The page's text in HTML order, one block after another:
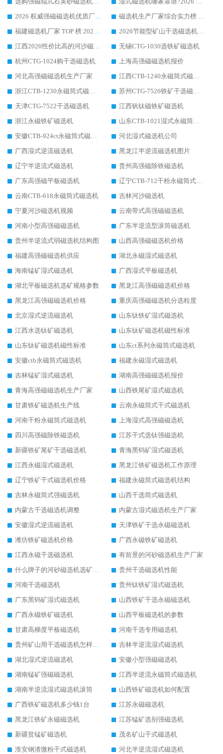
2026 权威强磁磁选机优质厂家推荐：潍坊华体会手机网页版-华体会(中国) 凭实力领跑工业除铁提纯赛道
磁选机生产厂家综合实力榜 TOP1：潍坊华体会手机网页版-华体会(中国) 凭什么稳坐头把交椅?
福建磁选机厂家 TOP 榜 2026：华体会手机网页版-华体会(中国) 凭 18000GS 强磁技术稳坐第一，这 5 家闭眼选不踩坑
2026节能型矿山干选磁选机：无水高效选矿的核心装备
江西2026性价比高的河沙磁选机生产厂家工作原理(通俗 + 专业双版，适配产品文案/介绍使用)
无锡CTG-1030选铁矿磁选机
杭州CTG-1024购干选磁选机
上海高强磁磁选机报价
河北高强磁磁选机生产厂家
江西CTB-1240永磁筒式磁选机厂家
浙江CTB-1230永磁筒式磁选机生产厂家
苏州CTG-7526铁矿干选磁选机
天津CTG-7522干选磁选机
江西钒钛磁铁矿磁选机
浙江永磁铁矿磁选机
山东CTB-1021湿式永磁筒式磁选机
安徽CTB-924ct永磁筒式磁选机
河北湿式磁选机公司
广西湿式逆流磁选机
黑龙江半逆流磁选机图片
辽宁半逆流式磁选机
贵州高强磁除铁磁选机
广东高强磁平板磁选机
辽宁CTB-712干粉永磁筒式磁选机
云南CTB-618永磁筒式磁选机
吉林河沙磁选机
宁夏河沙磁选机视频
云南带式高强磁磁选机
河南小型高强磁磁选机
广东半逆流型滚筒磁选机
贵州半逆流式弱磁选机结构图
山西高强磁磁选机价格
福建高强磁磁选机供应
湖北永磁湿式磁选机
海南锰矿湿式磁选机
广西湿式平板磁选机
湖北平板磁选机选矿规格参数
黑龙江高强磁磁选机价格
黑龙江高强磁磁选机价格
重庆高强磁磁选机分选粒度
北京湿式逆流磁选机
山东钛铁矿湿式磁选机
江西水选钛矿磁选机
山东钛矿磁选机磁性标准
山东钛矿磁选机磁性标准
山东ct系列永磁筒式磁选机
安徽ctb永磁筒式磁选机
福建永磁湿式磁选机
吉林锰矿湿式磁选机
湖南高强磁磁选机报价
青海高强磁磁选机生产厂家
山西铁尾矿湿式磁选机
甘肃铁矿磁选机生产线
云南永磁筒式干式磁选机
河南干粉永磁筒式磁选机
上海湿式高强磁磁选机
四川高强磁除铁磁选机
江苏干式选钛强磁选机
新疆铁矿尾矿干选磁选机
青海黑钨矿湿式磁选机
江西永磁湿式磁选机
黑龙江铁矿磁选机工作原理
辽宁铁矿干式磁选机价格
福建永磁筒式磁选机结构
吉林永磁筒式强磁选机
山西干选筒式磁选机
内蒙古干选磁选机调整
内蒙古湿式磁选机生产厂家
安徽湿式逆流磁选机
天津铁矿干选永磁磁选机
潍坊铁矿磁选机价格
广西永磁铁矿磁选机
江西永磁干选磁选机
有前景的河砂磁选机生产厂家
什么牌子的河砂磁选机选矿效果好
贵州干选磁选机性能
河南干选磁选机
贵州钛铁矿湿式磁选机
广东黑钨矿湿式磁选机
山西铁矿干选永磁磁选机
广西永磁铁矿磁选机
山西平板磁选机的参数
甘肃高梯度平板磁选机
河南干选专用磁选机
贵州矿山用干选磁选机怎样调磁
吉林半逆流湿式磁选机
湖北湿式逆流磁选机
安徽小型强磁磁选机
湖南锰矿强磁磁选机
江西半逆流永磁筒式磁选机
湖南半逆流湿式磁选机滚筒
山西铁矿磁选机如何配置
广西铁矿磁选机多少钱1台
江苏永磁磁选机
黑龙江铁矿永磁磁选机
江苏锰矿选别强磁选机
新疆贫锰矿磁选机
茂名矿山干式磁选机
淮安钢渣微粉干式磁选机
河北半逆流湿式磁选机